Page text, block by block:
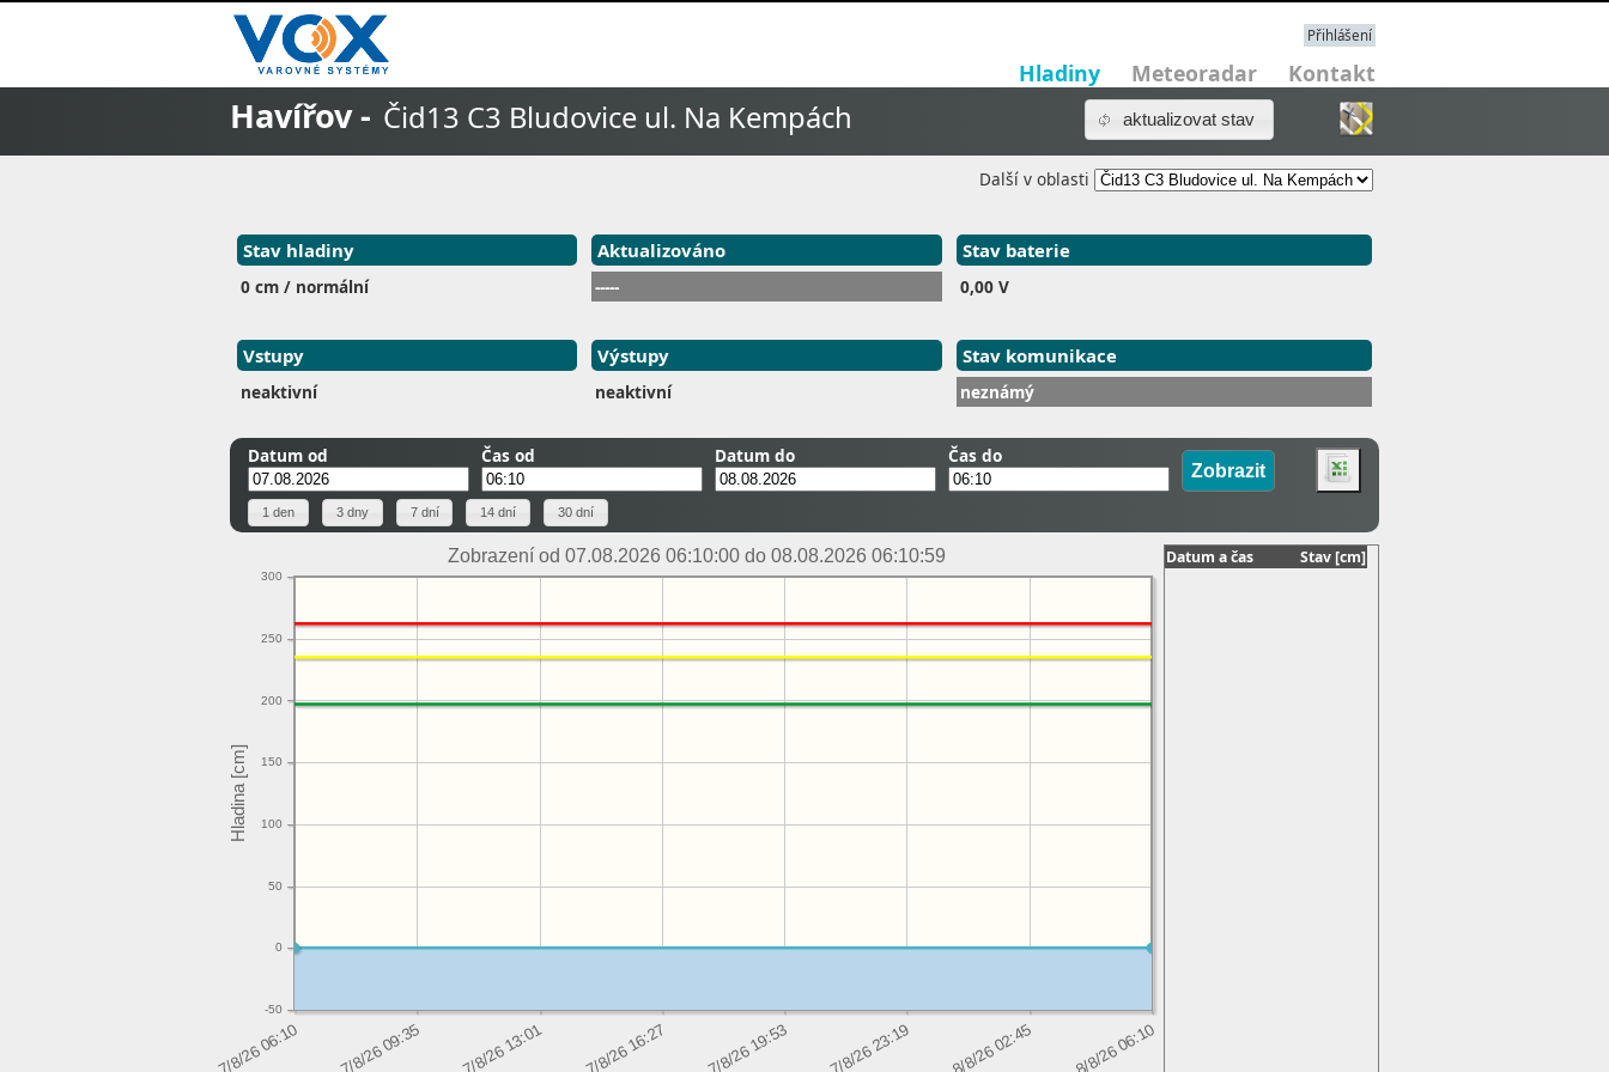
Přihlášení
Hladiny Meteoradar Kontakt
aktualizovat stav
Havířov - Čid13 C3 Bludovice ul. Na Kempách
Další v oblasti
Stav hladiny
0 cm / normální
Aktualizováno
-----
Stav baterie
0,00 V
Vstupy
neaktivní
Výstupy
neaktivní
Stav komunikace
neznámý
Datum od Čas od Datum do Čas do
Zobrazení od 07.08.2026 06:10:00 do 08.08.2026 06:10:59
-50
0
50
100
150
200
250
300
Datum a čas Stav [cm]